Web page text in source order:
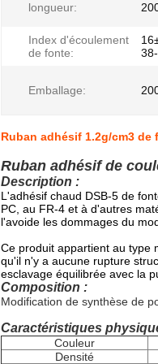
longueur:
Index d'écoulement
de fonte:
Emballage:
Ruban adhésif 1.2g/cm3
Ruban adhésif de
Description :
L'adhésif chaud DSB-5 de
PC, au FR-4 et à d'autres
l'avoide les dommages du
Ce produit appartient au type
qu'il n'y a aucune rupture
esclavage équilibrée avec la
Composition :
Modification de synthèse de
Caractéristiques
Couleur
Densité